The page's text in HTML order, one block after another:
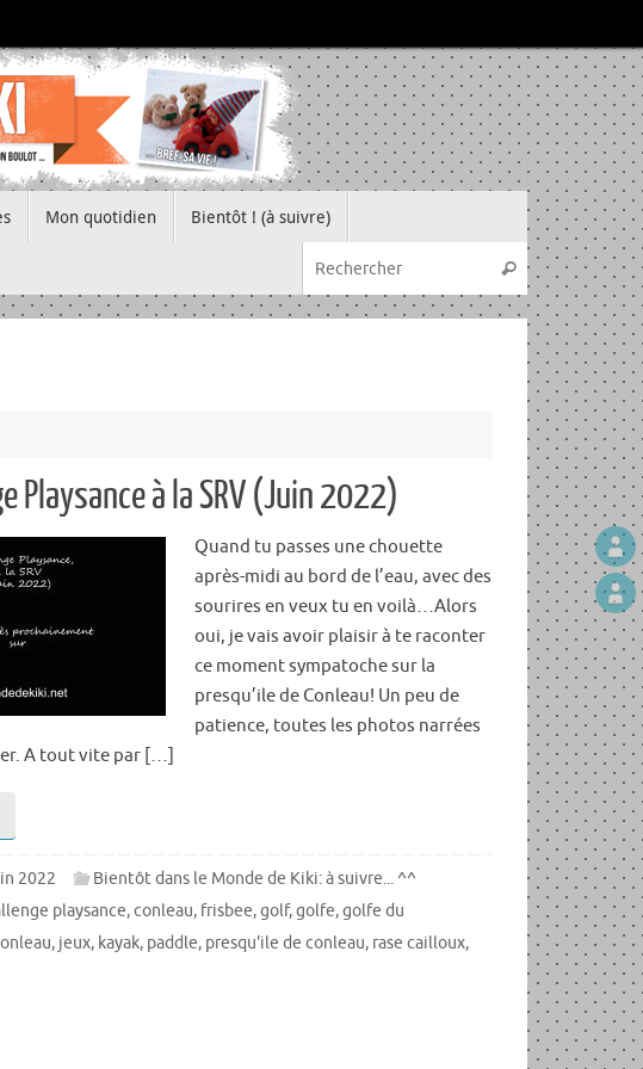
Mon quotidien Bientôt ! (à suivre)
Recherche
Rechercher
Playsance à la SRV (Juin 2022)
Quand tu passes une chouette
après-midi au bord de l’eau, avec des
sourires en veux tu en voilà…Alors
oui, je vais avoir plaisir à te raconter
ce moment sympatoche sur la
presqu’ile de Conleau! Un peu de
patience, toutes les photos narrées
A tout vite par […]
2022
Bientôt dans le Monde de Kiki: à suivre... ^^
playsance,conleau, frisbee,golf,golfe,golfe du
, jeux, kayak, paddle, presqu'ile de conleau, rase cailloux,